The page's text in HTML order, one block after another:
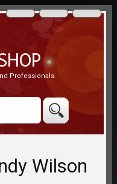
Professionals.
Wilson